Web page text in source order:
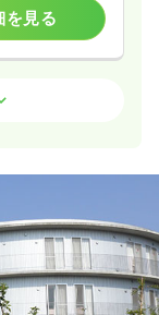
を見る
上可
を見る